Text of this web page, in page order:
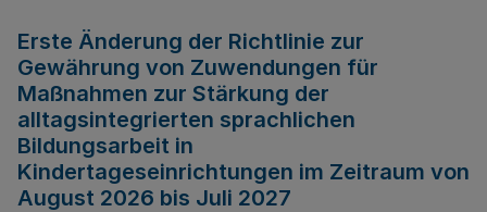
Erste Änderung der Richtlinie zur
Gewährung von Zuwendungen für
Maßnahmen zur Stärkung der
alltagsintegrierten sprachlichen
Bildungsarbeit in
Kindertageseinrichtungen im Zeitraum von
August 2026 bis Juli 2027